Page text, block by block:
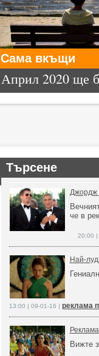
Сама вкъщи
Април 2020 ще
Търсене
Джордж
че в
20:00 |
Най-
13:00 | 09-01-16 | реклама
Вижте